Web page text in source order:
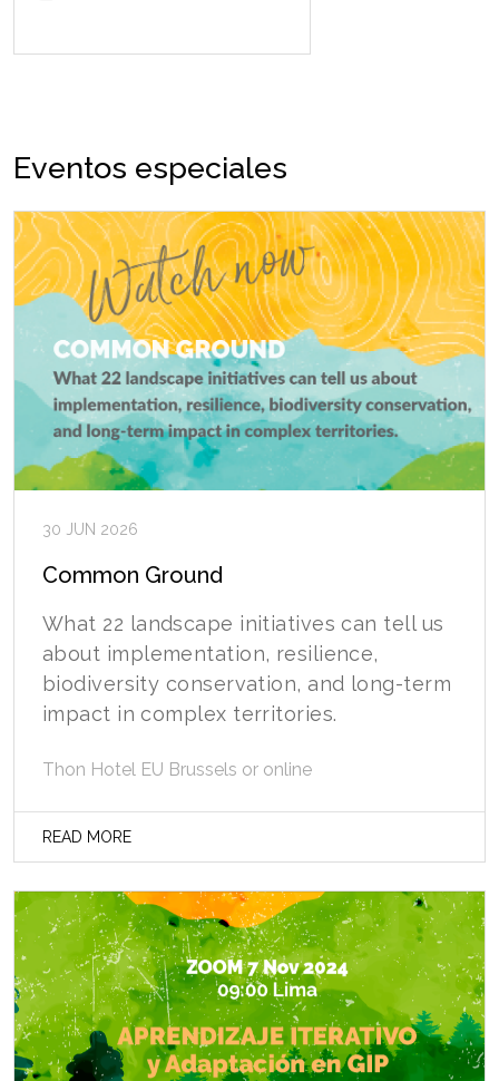
Eventos especiales
30 JUN 2026
Common Ground
What 22 landscape initiatives can tell us
about implementation, resilience,
biodiversity conservation, and long-term
impact in complex territories.
Thon Hotel EU Brussels or online
READ MORE